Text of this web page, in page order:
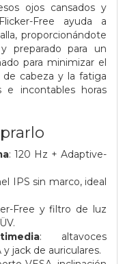
ojos cansados y
Free ayuda a
proporcionándote
preparado para un
para minimizar el
de cabeza y la fatiga
e incontables horas
: 120 Hz + Adaptive-
IPS sin marco, ideal
Free y filtro de luz
: altavoces
jack de auriculares.